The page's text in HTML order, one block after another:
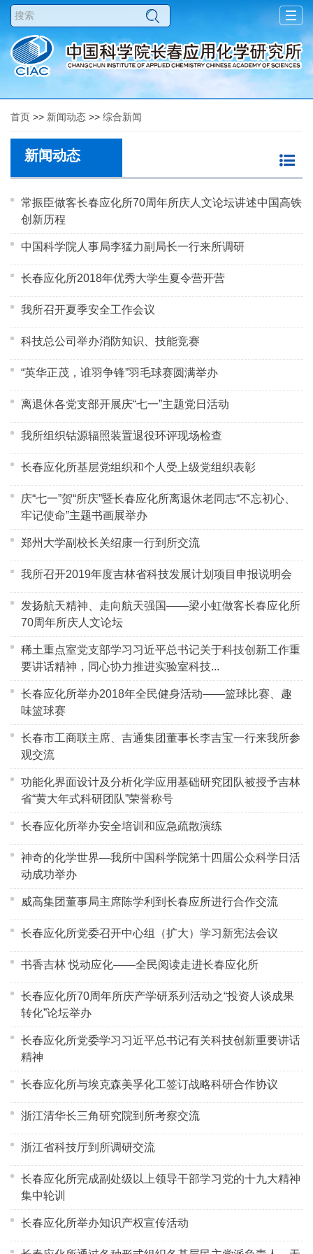
首页 >> 新闻动态 >> 综合新闻
新闻动态
常振臣做客长春应化所70周年所庆人文论坛讲述中国高铁
创新历程
中国科学院人事局李猛力副局长一行来所调研
长春应化所2018年优秀大学生夏令营开营
我所召开夏季安全工作会议
科技总公司举办消防知识、技能竞赛
“英华正茂，谁羽争锋”羽毛球赛圆满举办
离退休各党支部开展庆“七一”主题党日活动
我所组织钴源辐照装置退役环评现场检查
长春应化所基层党组织和个人受上级党组织表彰
庆“七一”贺“所庆”暨长春应化所离退休老同志“不忘初心、
牢记使命”主题书画展举办
郑州大学副校长关绍康一行到所交流
我所召开2019年度吉林省科技发展计划项目申报说明会
发扬航天精神、走向航天强国——梁小虹做客长春应化所
70周年所庆人文论坛
稀土重点室党支部学习习近平总书记关于科技创新工作重
要讲话精神，同心协力推进实验室科技...
长春应化所举办2018年全民健身活动——篮球比赛、趣
味篮球赛
长春市工商联主席、吉通集团董事长李吉宝一行来我所参
观交流
功能化界面设计及分析化学应用基础研究团队被授予吉林
省“黄大年式科研团队”荣誉称号
长春应化所举办安全培训和应急疏散演练
神奇的化学世界—我所中国科学院第十四届公众科学日活
动成功举办
威高集团董事局主席陈学利到长春应所进行合作交流
长春应化所党委召开中心组（扩大）学习新宪法会议
书香吉林 悦动应化——全民阅读走进长春应化所
长春应化所70周年所庆产学研系列活动之“投资人谈成果
转化”论坛举办
长春应化所党委学习习近平总书记有关科技创新重要讲话
精神
长春应化所与埃克森美孚化工签订战略科研合作协议
浙江清华长三角研究院到所考察交流
浙江省科技厅到所调研交流
长春应化所完成副处级以上领导干部学习党的十九大精神
集中轮训
长春应化所举办知识产权宣传活动